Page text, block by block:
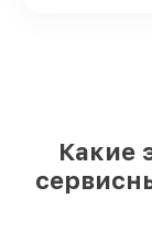
Какие